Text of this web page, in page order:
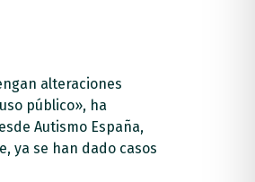
alteraciones
público», ha
Autismo España,
ya se han dado casos